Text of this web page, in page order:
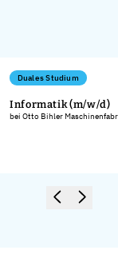
Duales Studium
Informatik (m/w/d)
bei Otto Bihler